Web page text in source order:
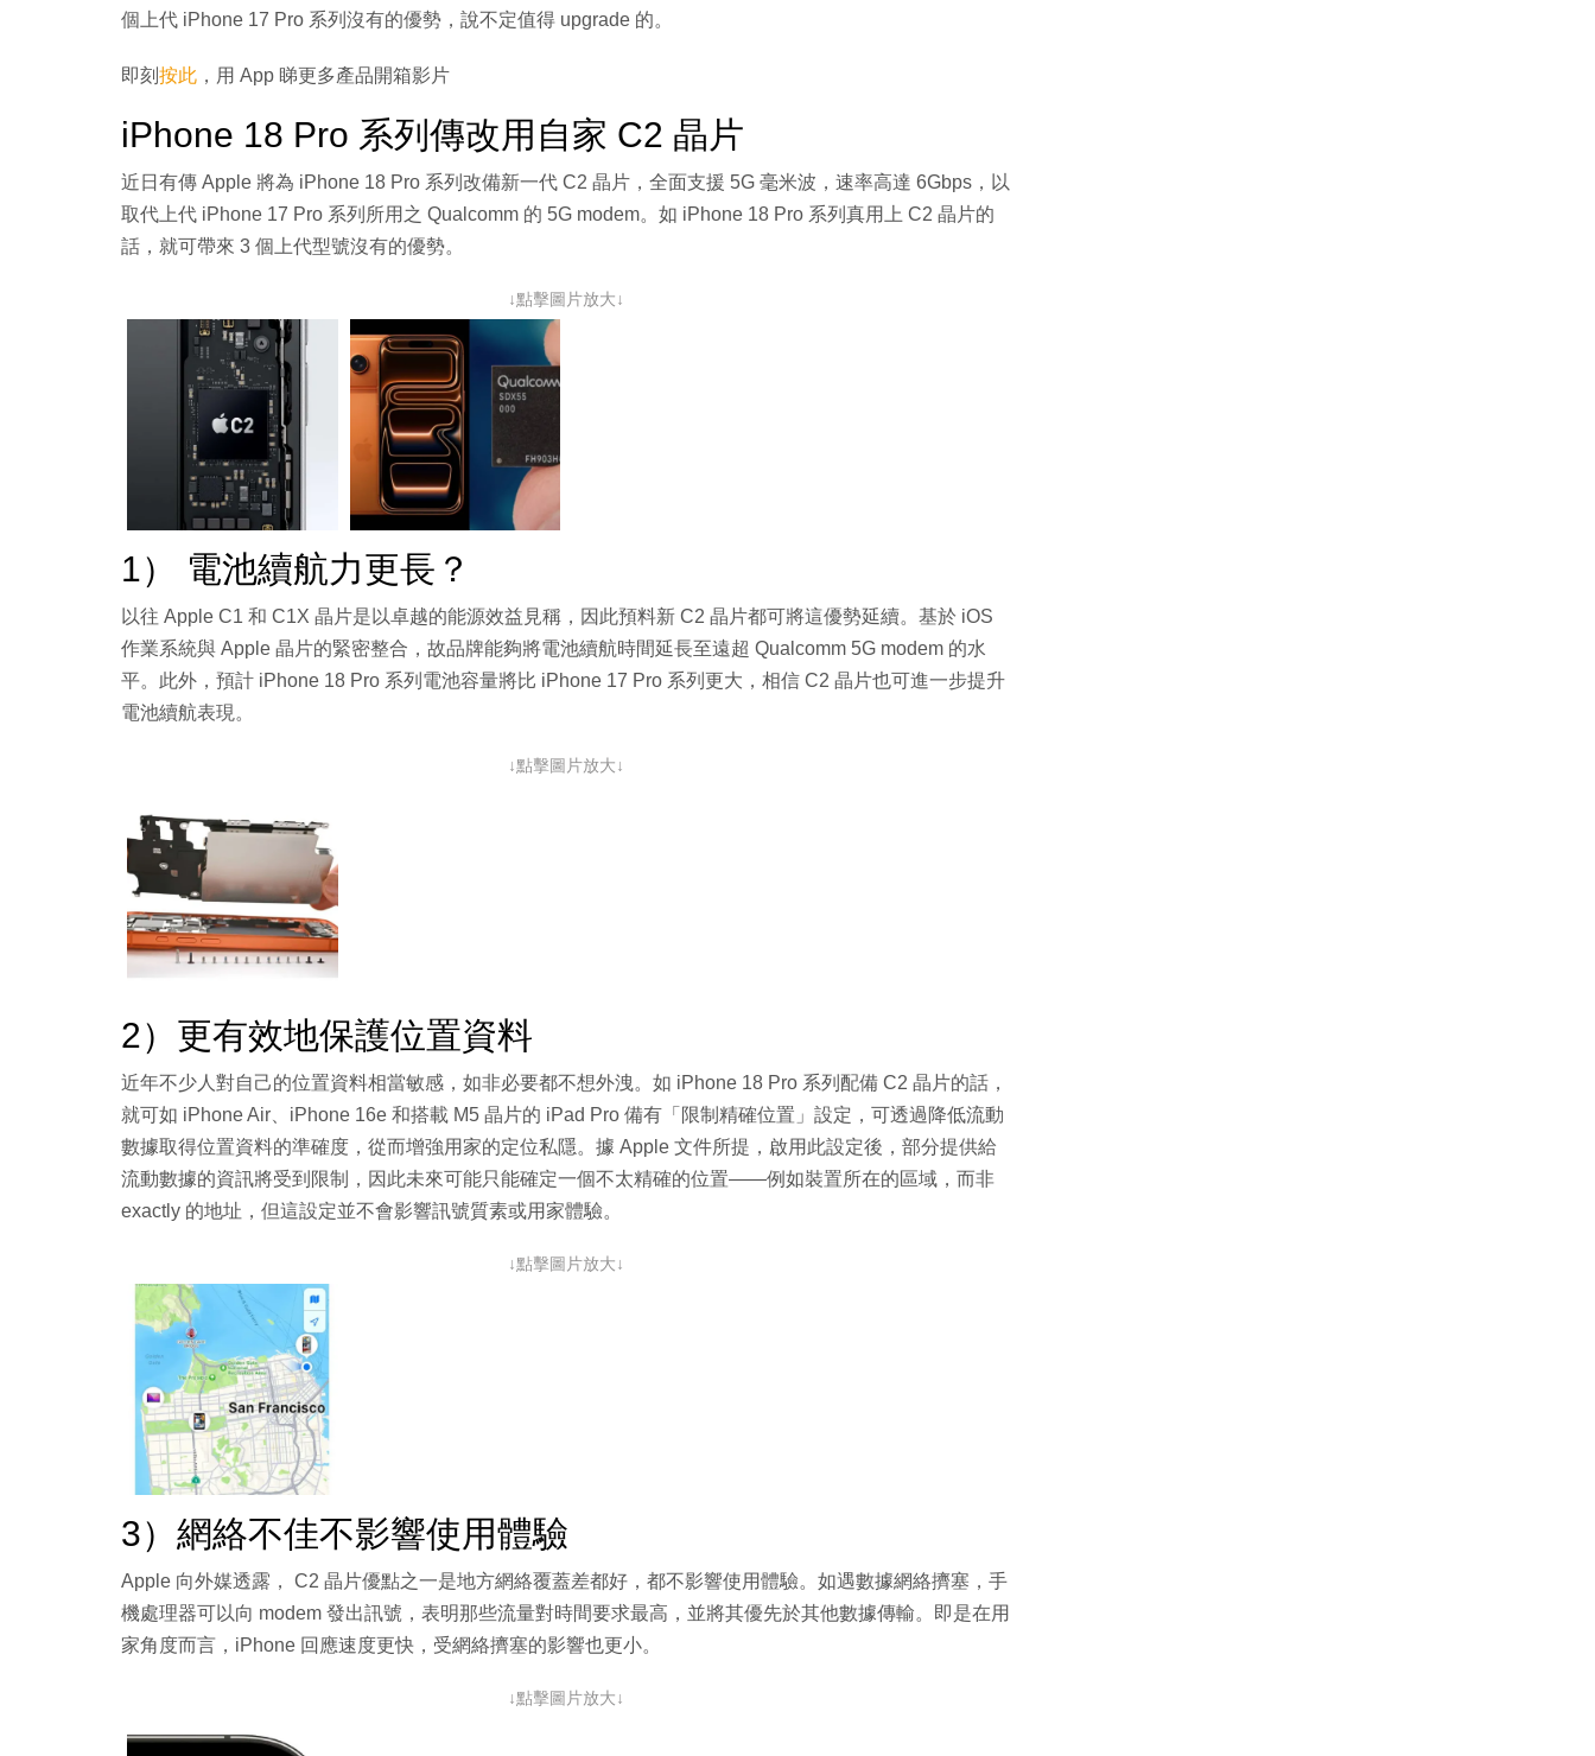
個上代 iPhone 17 Pro 系列沒有的優勢，說不定值得 upgrade 的。
即刻 按此 ，用 App 睇更多產品開箱影片
iPhone 18 Pro 系列傳改用自家 C2 晶片
近日有傳 Apple 將為 iPhone 18 Pro 系列改備新一代 C2 晶片，全面支援 5G 毫米波，速率高達 6Gbps，以
取代上代 iPhone 17 Pro 系列所用之 Qualcomm 的 5G modem。如 iPhone 18 Pro 系列真用上 C2 晶片的
話，就可帶來 3 個上代型號沒有的優勢。
↓點擊圖片放大↓
1） 電池續航力更長？
以往 Apple C1 和 C1X 晶片是以卓越的能源效益見稱，因此預料新 C2 晶片都可將這優勢延續。基於 iOS
作業系統與 Apple 晶片的緊密整合，故品牌能夠將電池續航時間延長至遠超 Qualcomm 5G modem 的水
平。此外，預計 iPhone 18 Pro 系列電池容量將比 iPhone 17 Pro 系列更大，相信 C2 晶片也可進一步提升
電池續航表現。
↓點擊圖片放大↓
2）更有效地保護位置資料
近年不少人對自己的位置資料相當敏感，如非必要都不想外洩。如 iPhone 18 Pro 系列配備 C2 晶片的話，
就可如 iPhone Air、iPhone 16e 和搭載 M5 晶片的 iPad Pro 備有「限制精確位置」設定，可透過降低流動
數據取得位置資料的準確度，從而增強用家的定位私隱。據 Apple 文件所提，啟用此設定後，部分提供給
流動數據的資訊將受到限制，因此未來可能只能確定一個不太精確的位置——例如裝置所在的區域，而非
exactly 的地址，但這設定並不會影響訊號質素或用家體驗。
↓點擊圖片放大↓
3）網絡不佳不影響使用體驗
Apple 向外媒透露， C2 晶片優點之一是地方網絡覆蓋差都好，都不影響使用體驗。如遇數據網絡擠塞，手
機處理器可以向 modem 發出訊號，表明那些流量對時間要求最高，並將其優先於其他數據傳輸。即是在用
家角度而言，iPhone 回應速度更快，受網絡擠塞的影響也更小。
↓點擊圖片放大↓